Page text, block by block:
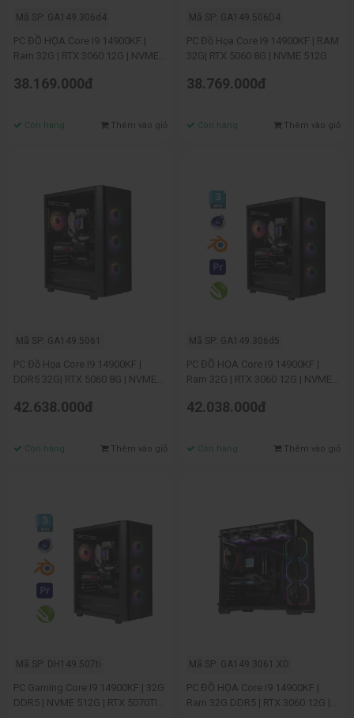
Mã SP: GA149.306d4
PC ĐỒ HỌA Core I9 14900KF |
Ram 32G | RTX 3060 12G | NVME
38.169.000đ
Còn hàng Thêm vào giỏ
Mã SP: GA149.506D4
PC Đồ Họa Core I9 14900KF | RAM
32G| RTX 5060 8G | NVME 512G
38.769.000đ
Còn hàng Thêm vào giỏ
Mã SP: GA149.5061
PC Đồ Họa Core I9 14900KF |
DDR5 32G| RTX 5060 8G | NVME
42.638.000đ
Còn hàng Thêm vào giỏ
Mã SP: GA149.306d5
PC ĐỒ HỌA Core I9 14900KF |
Ram 32G | RTX 3060 12G | NVME
42.038.000đ
Còn hàng Thêm vào giỏ
Mã SP: DH149.507ti
PC Gaming Core I9 14900KF | 32G
DDR5 | NVME 512G | RTX 5070TI
Mã SP: GA149.3061.XD
PC ĐỒ HỌA Core I9 14900KF |
Ram 32G DDR5 | RTX 3060 12G |